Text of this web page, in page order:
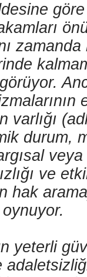
varlığı
durum,
ve
hak
yeterli